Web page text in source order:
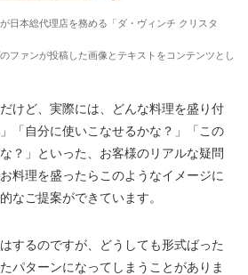
日本総代理店を務める「ダ・ヴィンチ クリスタ
ファンが投稿した画像とテキストをコンテンツとし
けど、実際には、どんな料理を盛り付
「自分に使いこなせるかな？」「この
？」といった、お客様のリアルな疑問
料理を盛ったらこのようなイメージに
なご提案ができています。
するのですが、どうしても形式ばった
パターンになってしまうことがありま